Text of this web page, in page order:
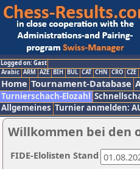
Logged on: Gast
Arabic ARM AZE BIH BUL CAT CHN CRO CZE
Home Tournament-Database
Turnierschach-Elozahl
Allgemeines Turnier anmelden:
Willkommen bei den
FIDE-Elolisten Stand